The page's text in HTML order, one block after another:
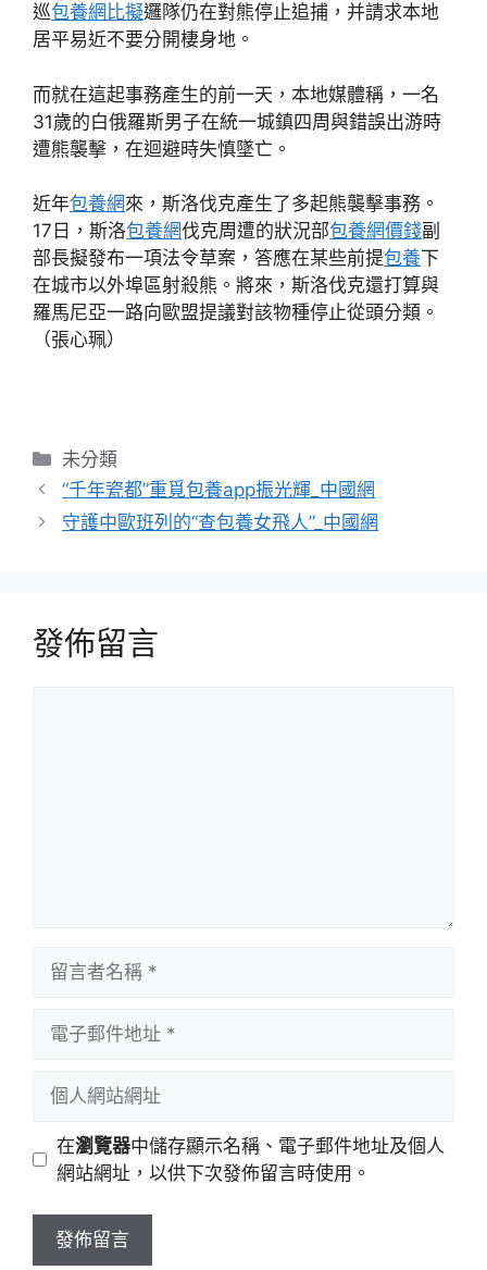
巡包養網比擬邏隊仍在對熊停止追捕，并請求本地
居平易近不要分開棲身地。
而就在這起事務產生的前一天，本地媒體稱，一名
31歲的白俄羅斯男子在統一城鎮四周與錯誤出游時
遭熊襲擊，在迴避時失慎墜亡。
近年包養網來，斯洛伐克產生了多起熊襲擊事務。
17日，斯洛包養網伐克周遭的狀況部包養網價錢副
部長擬發布一項法令草案，答應在某些前提包養下
在城市以外埠區射殺熊。將來，斯洛伐克還打算與
羅馬尼亞一路向歐盟提議對該物種停止從頭分類。
（張心珮）
分
類
未分類
“千年瓷都”重覓包養app振光輝_中國網
守護中歐班列的“查包養女飛人”_中國網
發佈留言
址
站
址
在瀏覽器中儲存顯示名稱、電子郵件地址及個人
網站網址，以供下次發佈留言時使用。